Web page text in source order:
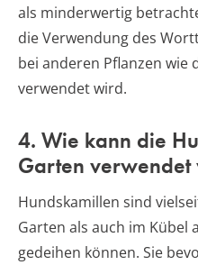
als minderwertig
die Verwendung des
bei anderen Pflanzen wie
verwendet wird.
4. Wie kann die
Garten verwendet
Hundskamillen sind
Garten als auch im Kübel
gedeihen können. Sie